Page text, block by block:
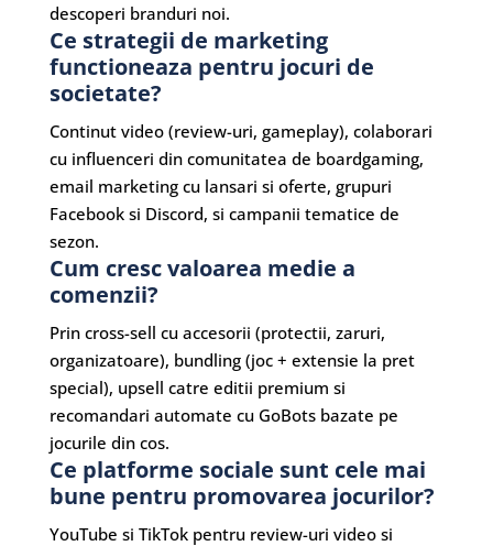
descoperi branduri noi.
Ce strategii de marketing
functioneaza pentru jocuri de
societate?
Continut video (review-uri, gameplay), colaborari
cu influenceri din comunitatea de boardgaming,
email marketing cu lansari si oferte, grupuri
Facebook si Discord, si campanii tematice de
sezon.
Cum cresc valoarea medie a
comenzii?
Prin cross-sell cu accesorii (protectii, zaruri,
organizatoare), bundling (joc + extensie la pret
special), upsell catre editii premium si
recomandari automate cu GoBots bazate pe
jocurile din cos.
Ce platforme sociale sunt cele mai
bune pentru promovarea jocurilor?
YouTube si TikTok pentru review-uri video si